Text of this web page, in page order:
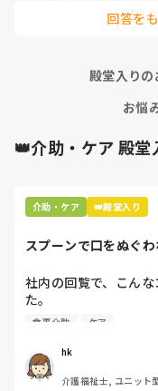
さっきも「ティッシ
よ！！」と…
そこにあるだろ！！」
かねて「ここにあるか
ります。
読んでくれてありが
乗り越え方としては
昭和気質な方って
れます。パワハラし
一番最強なのはボイ
なめ腐った発言録音
こと。
回答を
殿堂入り
お悩
👑介助・ケア 殿
介助・ケア 👑殿堂入り
スプーンで口をぬぐ
社内の回覧で、こん
た。
自分やっちゃってるな
皆さんはどうですか⁇
食事介助 ケア
hk
介護福祉士, ユニット